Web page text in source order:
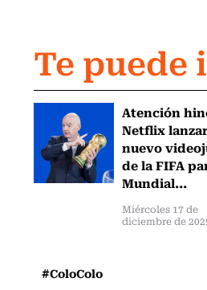
Te puede
Atención
Netflix
nuevo
de la FIFA
Mundial...
Miércoles 17 de
diciembre de
#ColoColo